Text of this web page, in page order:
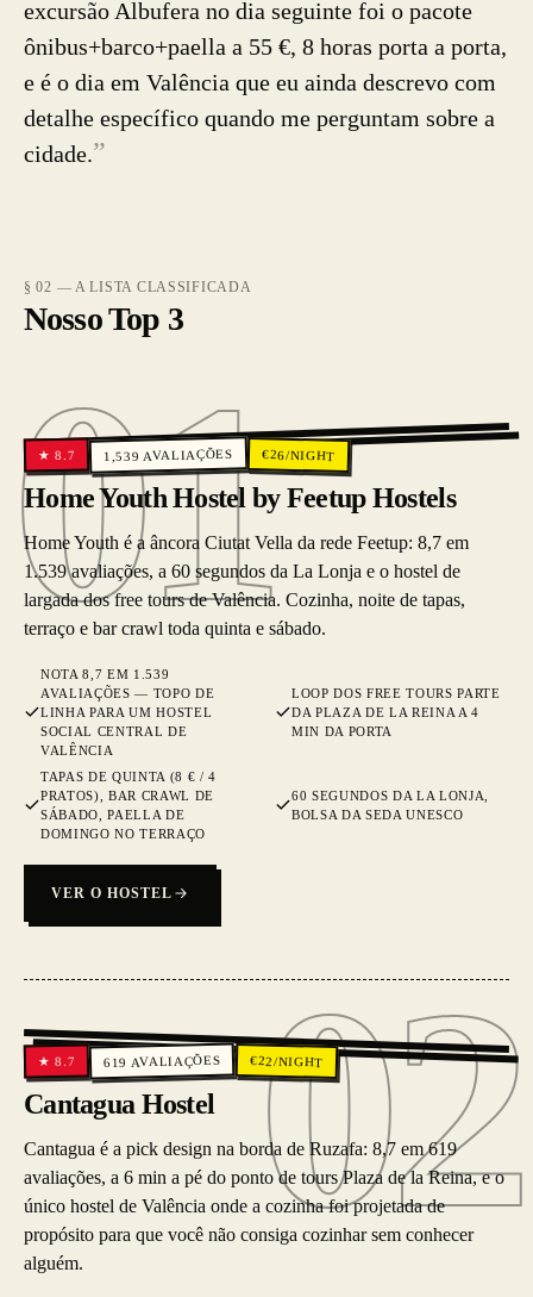
excursão Albufera no dia seguinte foi o pacote
ônibus+barco+paella a 55 €, 8 horas porta a porta,
e é o dia em Valência que eu ainda descrevo com
detalhe específico quando me perguntam sobre a
cidade.”
§ 02 — A LISTA CLASSIFICADA
Nosso Top 3
01
01
★8.7 1,539 AVALIAÇÕES €26/NIGHT
Home Youth Hostel by Feetup Hostels
Home Youth é a âncora Ciutat Vella da rede Feetup: 8,7 em
1.539 avaliações, a 60 segundos da La Lonja e o hostel de
largada dos free tours de Valência. Cozinha, noite de tapas,
terraço e bar crawl toda quinta e sábado.
NOTA 8,7 EM 1.539
AVALIAÇÕES — TOPO DE
LINHA PARA UM HOSTEL
SOCIAL CENTRAL DE
VALÊNCIA
LOOP DOS FREE TOURS PARTE
DA PLAZA DE LA REINA A 4
MIN DA PORTA
TAPAS DE QUINTA (8 € / 4
PRATOS), BAR CRAWL DE
SÁBADO, PAELLA DE
DOMINGO NO TERRAÇO
60 SEGUNDOS DA LA LONJA,
BOLSA DA SEDA UNESCO
VER O HOSTEL
02
02
★8.7 619 AVALIAÇÕES €22/NIGHT
Cantagua Hostel
Cantagua é a pick design na borda de Ruzafa: 8,7 em 619
avaliações, a 6 min a pé do ponto de tours Plaza de la Reina, e o
único hostel de Valência onde a cozinha foi projetada de
propósito para que você não consiga cozinhar sem conhecer
alguém.